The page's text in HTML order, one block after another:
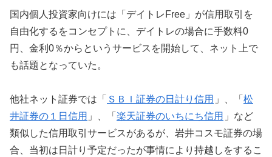
国内個人投資家向けには「デイトレFree」が信用取引を
自由化するをコンセプトに、デイトレの場合に手数料0
円、金利0％からというサービスを開始して、ネット上で
も話題となっていた。
他社ネット証券では「 ＳＢＩ証券の日計り信用 」、「 松
井証券の１日信用 」、「 楽天証券のいちにち信用 」など
類似した信用取引サービスがあるが、岩井コスモ証券の場
合、当初は日計り予定だったが事情により持越しをするこ